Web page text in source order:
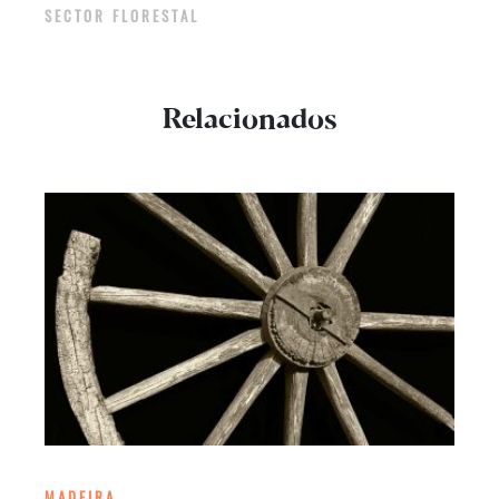
SECTOR FLORESTAL
Relacionados